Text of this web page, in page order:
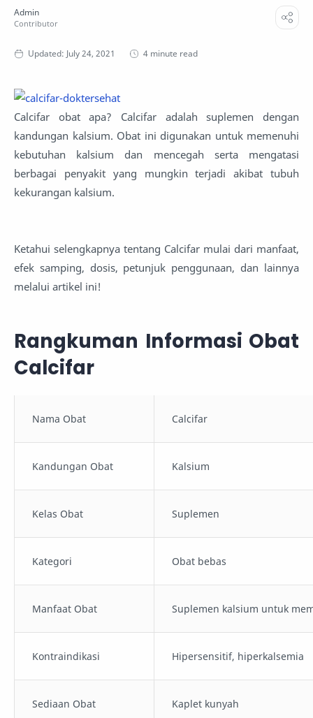
4 minute read
Calcifar obat apa? Calcifar adalah suplemen dengan
kandungan kalsium. Obat ini digunakan untuk memenuhi
kebutuhan kalsium dan mencegah serta mengatasi
berbagai penyakit yang mungkin terjadi akibat tubuh
kekurangan kalsium.
Ketahui selengkapnya tentang Calcifar mulai dari manfaat,
efek samping, dosis, petunjuk penggunaan, dan lainnya
melalui artikel ini!
Rangkuman Informasi Obat
Calcifar
Nama Obat Calcifar
Kandungan Obat Kalsium
Kelas Obat Suplemen
Kategori Obat bebas
Manfaat Obat Suplemen kalsium untuk
Kontraindikasi Hipersensitif, hiperkalsemia
Sediaan Obat Kaplet kunyah